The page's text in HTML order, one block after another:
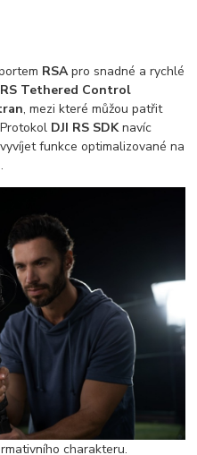
RSApro snadné a rychlé
RS Tethered Control
, mezi které můžou patřit
DJI RS SDKnavíc
funkce optimalizované na
charakteru.